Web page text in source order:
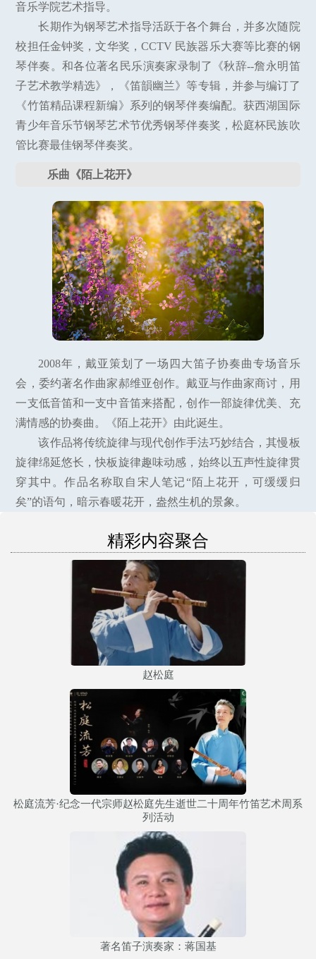
音乐学院艺术指导。
长期作为钢琴艺术指导活跃于各个舞台，并多次随院
校担任金钟奖，文华奖，CCTV 民族器乐大赛等比赛的钢
琴伴奏。和各位著名民乐演奏家录制了《秋辞--詹永明笛
子艺术教学精选》，《笛韻幽兰》等专辑，并参与编订了
《竹笛精品课程新编》系列的钢琴伴奏编配。获西湖国际
青少年音乐节钢琴艺术节优秀钢琴伴奏奖，松庭杯民族吹
管比赛最佳钢琴伴奏奖。
乐曲《陌上花开》
2008年，戴亚策划了一场四大笛子协奏曲专场音乐
会，委约著名作曲家郝维亚创作。戴亚与作曲家商讨，用
一支低音笛和一支中音笛来搭配，创作一部旋律优美、充
满情感的协奏曲。《陌上花开》由此诞生。
该作品将传统旋律与现代创作手法巧妙结合，其慢板
旋律绵延悠长，快板旋律趣味动感，始终以五声性旋律贯
穿其中。作品名称取自宋人笔记“陌上花开，可缓缓归
矣”的语句，暗示春暖花开，盎然生机的景象。
精彩内容聚合
赵松庭
松庭流芳·纪念一代宗师赵松庭先生逝世二十周年竹笛艺术周系
列活动
著名笛子演奏家：蒋国基